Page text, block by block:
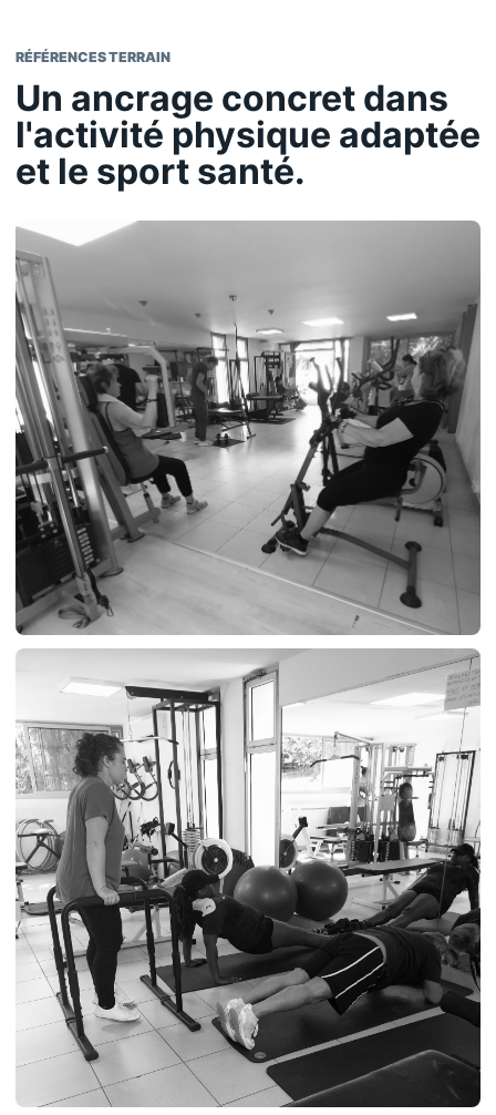
RÉFÉRENCES TERRAIN
Un ancrage concret dans
l'activité physique adaptée
et le sport santé.